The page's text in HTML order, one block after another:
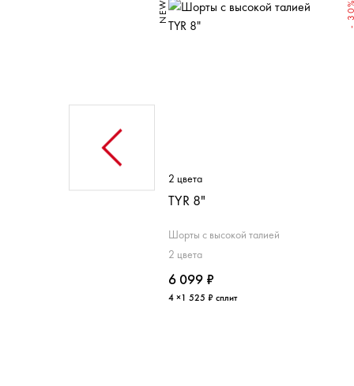
NEW
2 цвета
TYR 8"
Шорты с высокой талией
2 цвета
6 099 ₽
4 ×1 525 ₽ сплит
- 30%